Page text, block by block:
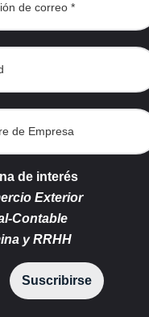
de interés
Exterior
Contable
y RRHH
Suscribirse